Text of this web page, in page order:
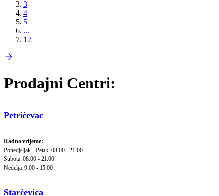
3
4
5
...
12
Prodajni Centri:
Petrićevac
Radno vrijeme:
Ponedjeljak - Petak: 08:00 - 21:00
Subota: 08:00 - 21:00
Nedelja: 9:00 - 15:00
Starčevica